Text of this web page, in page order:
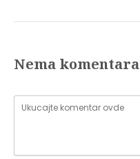
Nema komentara